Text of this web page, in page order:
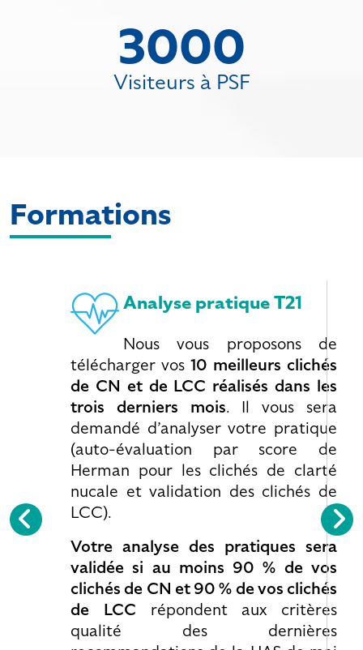
3000
Visiteurs à PSF
Formations
Analyse pratique T21
Nous vous proposons de
télécharger vos 10 meilleurs clichés
de CN et de LCC réalisés dans les
trois derniers mois. Il vous sera
demandé d’analyser votre pratique
(auto-évaluation par score de
Herman pour les clichés de clarté
nucale et validation des clichés de
LCC).
Votre analyse des pratiques sera
validée si au moins 90 % de vos
clichés de CN et 90 % de vos clichés
de LCC répondent aux critères
qualité des dernières